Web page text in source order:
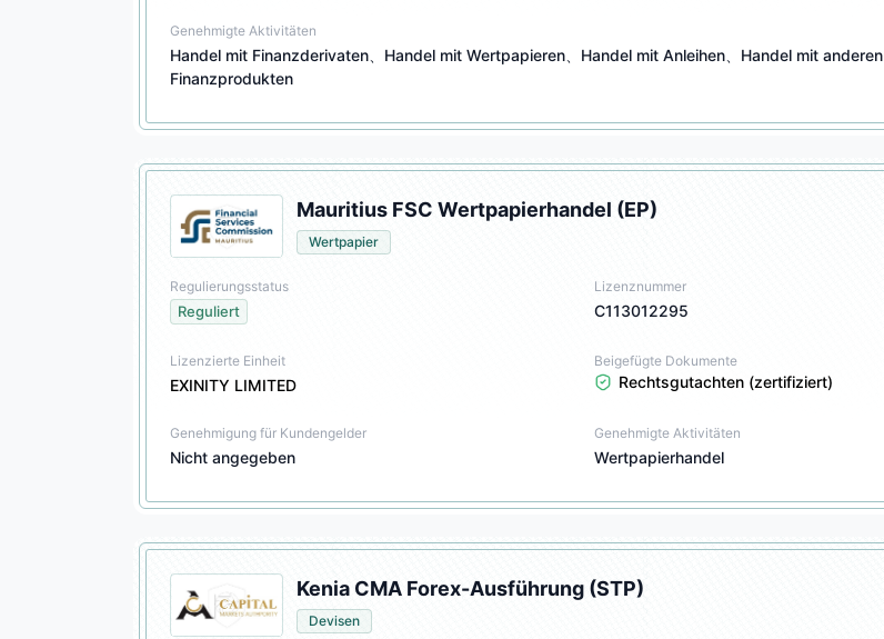
Genehmigte Aktivitäten
Handel mit Finanzderivaten、Handel mit Wertpapieren、Handel mit Anleihen、Handel mit anderen
Finanzprodukten
Mauritius FSC Wertpapierhandel (EP)
Wertpapier
Regulierungsstatus
Reguliert
Lizenznummer
C113012295
Lizenzierte Einheit
EXINITY LIMITED
Beigefügte Dokumente
Rechtsgutachten (zertifiziert)
Genehmigung für Kundengelder
Nicht angegeben
Genehmigte Aktivitäten
Wertpapierhandel
Kenia CMA Forex-Ausführung (STP)
Devisen